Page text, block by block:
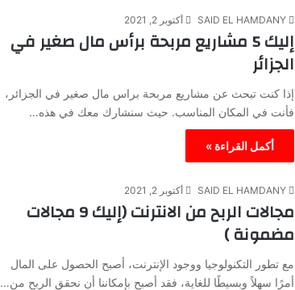
SAID EL HAMDANY أكتوبر 2, 2021
إليك 5 مشاريع مربحة برأس مال صغير في
الجزائر
إذا كنت تبحث عن مشاريع مربحة براس مال صغير في الجزائر،
فأنت في المكان المناسب. حيث سنشارك معك في هذه…
أكمل القراءة »
SAID EL HAMDANY أكتوبر 2, 2021
مجالات الربح من الانترنت (إليك 9 مجالات
مضمونة )
مع تطور التكنولوجيا ووجود الإنترنت، أصبح الحصول على المال
أمرًا سهلاً وبسيطًا للغاية، فقد أصبح بإمكاننا أن نحقق الربح من…